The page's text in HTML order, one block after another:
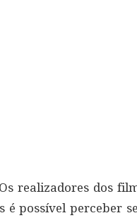
realizadores dos
é possível perceber